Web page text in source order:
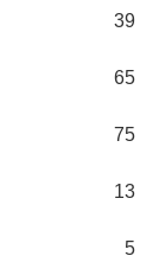
39
65
75
13
5